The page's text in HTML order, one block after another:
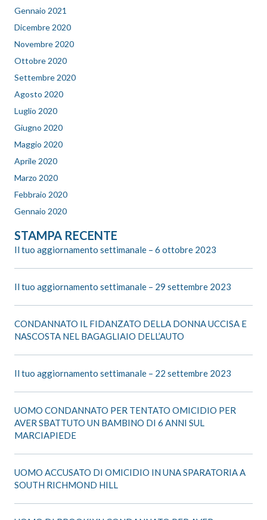
Gennaio 2021
Dicembre 2020
Novembre 2020
Ottobre 2020
Settembre 2020
Agosto 2020
Luglio 2020
Giugno 2020
Maggio 2020
Aprile 2020
Marzo 2020
Febbraio 2020
Gennaio 2020
STAMPA RECENTE
Il tuo aggiornamento settimanale – 6 ottobre 2023
Il tuo aggiornamento settimanale – 29 settembre 2023
CONDANNATO IL FIDANZATO DELLA DONNA UCCISA E
NASCOSTA NEL BAGAGLIAIO DELL’AUTO
Il tuo aggiornamento settimanale – 22 settembre 2023
UOMO CONDANNATO PER TENTATO OMICIDIO PER
AVER SBATTUTO UN BAMBINO DI 6 ANNI SUL
MARCIAPIEDE
UOMO ACCUSATO DI OMICIDIO IN UNA SPARATORIA A
SOUTH RICHMOND HILL